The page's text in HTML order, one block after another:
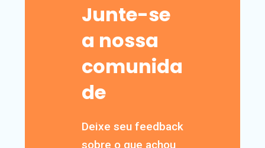
Junte-se
a nossa
comunida
de
Deixe seu feedback
sobre o que achou